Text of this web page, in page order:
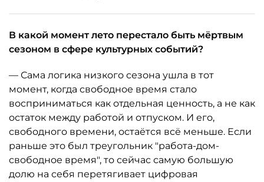
В какой момент лето перестало быть мёртвым
сезоном в сфере культурных событий?
— Сама логика низкого сезона ушла в тот
момент, когда свободное время стало
восприниматься как отдельная ценность, а не как
остаток между работой и отпуском. И его,
свободного времени, остаётся всё меньше. Если
раньше это был треугольник "работа-дом-
свободное время", то сейчас самую большую
долю на себя перетягивает цифровая